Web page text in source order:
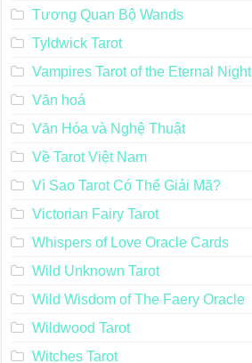
Tương Quan Bộ Wands
Tyldwick Tarot
Vampires Tarot of the Eternal Night
Văn hoá
Văn Hóa và Nghệ Thuật
Về Tarot Việt Nam
Vì Sao Tarot Có Thể Giải Mã?
Victorian Fairy Tarot
Whispers of Love Oracle Cards
Wild Unknown Tarot
Wild Wisdom of The Faery Oracle
Wildwood Tarot
Witches Tarot